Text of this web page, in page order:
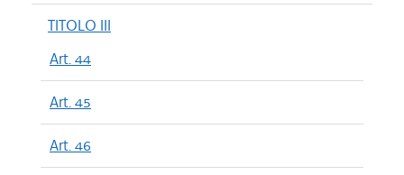
TITOLO III
Art. 44
Art. 45
Art. 46